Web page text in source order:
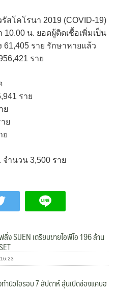
โคโรนา 2019 (COVID-19)
10.00 น. ยอดผู้ติดเชื้อเพิ่มเป็น
61,405 ราย รักษาหายแล้ว
ราย
ราย
ย
ย
ย
ำนวน 3,500 ราย
ง SUEN เตรียมขายไอพีโอ 196 ล้าน
ำนิวไฮรอบ 7 สัปดาห์ ลุ้นเปิดช่องแคบฮ